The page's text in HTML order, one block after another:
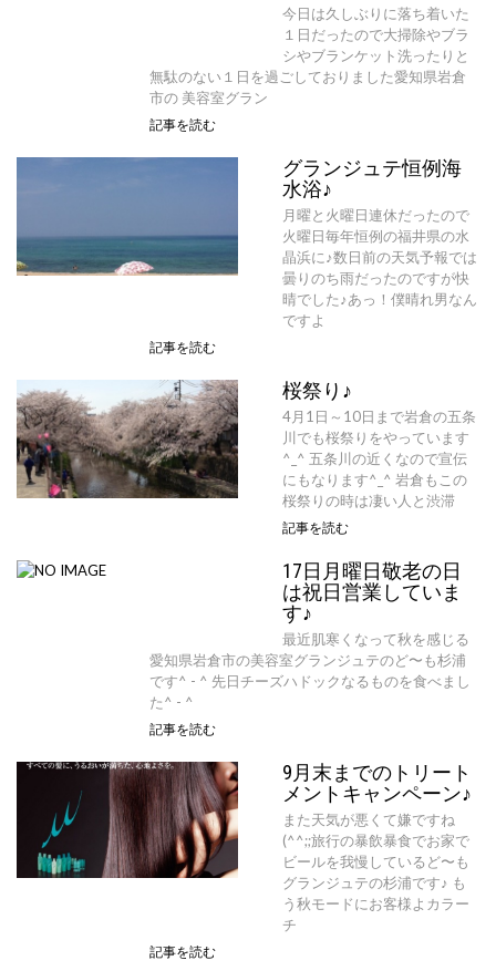
今日は久しぶりに落ち着いた
１日だったので大掃除やブラ
シやブランケット洗ったりと
無駄のない１日を過ごしておりました愛知県岩倉
市の 美容室グラン
記事を読む
グランジュテ恒例海
水浴♪
月曜と火曜日連休だったので
火曜日毎年恒例の福井県の水
晶浜に♪数日前の天気予報では
曇りのち雨だったのですが快
晴でした♪あっ！僕晴れ男なん
ですよ
記事を読む
桜祭り♪
4月1日～10日まで岩倉の五条
川でも桜祭りをやっています
^_^ 五条川の近くなので宣伝
にもなります^_^ 岩倉もこの
桜祭りの時は凄い人と渋滞
記事を読む
17日月曜日敬老の日
は祝日営業していま
す♪
最近肌寒くなって秋を感じる
愛知県岩倉市の美容室グランジュテのど〜も杉浦
です^ - ^ 先日チーズハドックなるものを食べまし
た^ - ^
記事を読む
9月末までのトリート
メントキャンペーン♪
また天気が悪くて嫌ですね
(^^;;旅行の暴飲暴食でお家で
ビールを我慢しているど〜も
グランジュテの杉浦です♪ も
う秋モードにお客様よカラー
チ
記事を読む